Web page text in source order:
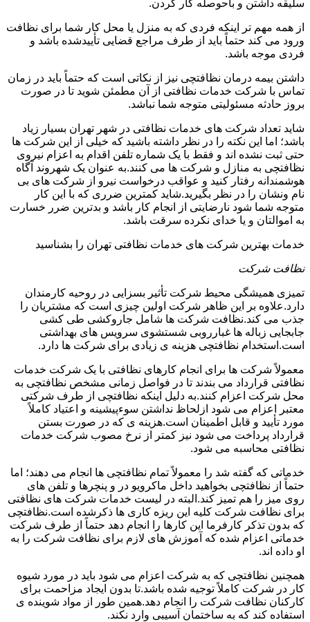
سلیقه داشتن و باحوصله کار کردن.
از همه مهم تر اینکه فردی که به منزل یا محل کار شما برای نظافت
ورود می کند حتماً باید از طرف مراجع قضایی تأییدشده باشد و
فردی موجه باشد.
داشتن بیمه درمان نظافتچی نیز از نکاتی است که حتماً باید در زمان
تماس با شرکت خدمات نظافتی از آن مطمئن شوید تا در صورت
بروز حادثه مسئولیتی متوجه شما نباشد.
شاید تعداد شرکت های خدمات نظافتی در شهر تهران بسیار زیاد
باشد؛ اما این نکته را در نظر داشته باشید که خیلی از این شرکت ها
حتی ثبت نشده اند و فقط با یک شماره تلفن اقدام به اعزام نیروی
نظافتچی به منازل و شرکت ها می کنند.به عنوان یک شهروند آگاه
هوشمندانه رفتار کنید و عواقب درخواست نیرو از شرکت های بی
نام ونشان را در نظر بگیرید.شاید کمترین ضرری که با این کار
متوجه شما شود نارضایتی از انجام کار باشد و بدترین ضرر خسارت
به اموالتان و یا خدای نکرده سرقت باشد.
خدمات بهترین شرکت های خدمات نظافتی تهران را بشناسید
نظافت شرکت
تمیزی همیشگی محیط شرکت تأثیر بسزایی در روحیه کارمندان
دارد.علاوه بر این ظاهر شرکت اولین چیزی است که مشتریان را
جذب می کند.نظافت شرکت ها شامل جاروکشی طی کشی
جابجایی زباله ها غبارروبی شستشوی سرویس های بهداشتی
است.استخدام نظافتچی هزینه ی زیادی برای شرکت ها دارد.
معمولاً شرکت ها برای انجام کارهای نظافتی با یک شرکت خدمات
نظافتی قرارداد می بندند تا در فواصل زمانی مشخص نظافتچی به
محل شرکت اعزام کنند.به دلیل اینکه نظافتچی از طرف شرکتی
معتبر اعزام می شود ازلحاظ نداشتن سوءپیشینه و اعتیاد کاملاً
مورد تأیید و قابل اطمینان است.هزینه ی که در صورت بستن
قرارداد پرداخت می شود نیز کمتر از نرخ مصوب شرکت خدمات
نظافتی محاسبه می شود.
خدماتی که گفته شد را معمولاً تمام نظافتچی ها انجام می دهند؛ اما
حتماً از نظافتچی بخواهید داخل ماکرویو در و پنچرها و تلفن های
روی میز را هم تمیز کند.البته در لیست خدمات شرکت های نظافتی
برای نظافت شرکت کلیه این ریزه کاری ها ذکرشده است.نظافتچی
که بدون تذکر کارفرما این کارها را انجام دهد حتماً از طرف شرکت
خدماتی اعزام شده که آموزش های لازم برای نظافت شرکت را به
او داده اند.
همچنین نظافتچی که به شرکت اعزام می شود باید در مورد شیوه
کار در شرکت کاملاً توجیه شده باشد.تا بدون ایجاد مزاحمت برای
کارکنان نظافت شرکت را انجام دهد.همین طور از مواد شوینده ی
استفاده کند که به ساختمان آسیبی وارد نکند.